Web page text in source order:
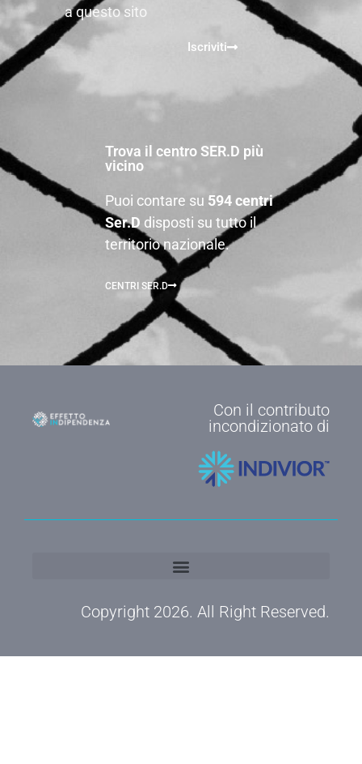
a questo sito
Iscriviti
Trova il centro SER.D più
vicino
Puoi contare su 594 centri
Ser.D disposti su tutto il
territorio nazionale.
CENTRI SER.D
Con il contributo
incondizionato di
Copyright 2026. All Right Reserved.